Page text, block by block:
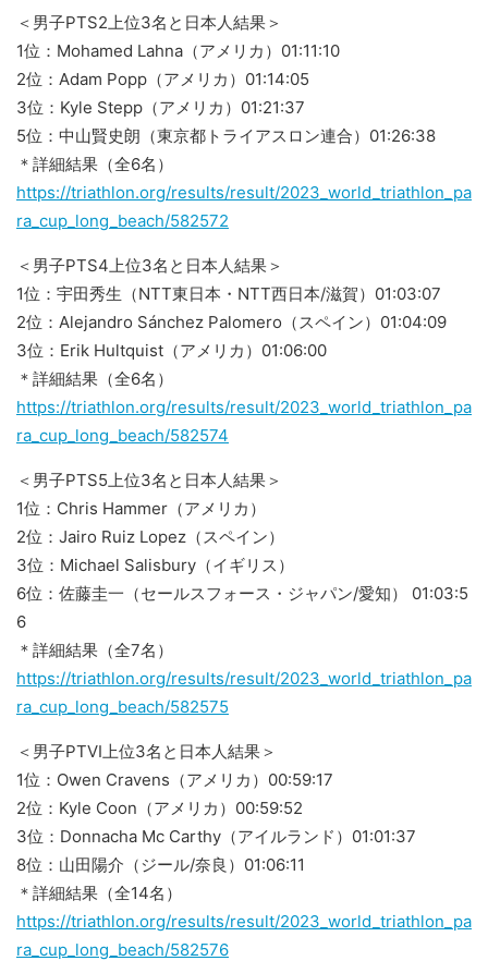
＜男子PTS2上位3名と日本人結果＞
1位：Mohamed Lahna（アメリカ）01:11:10
2位：Adam Popp（アメリカ）01:14:05
3位：Kyle Stepp（アメリカ）01:21:37
5位：中山賢史朗（東京都トライアスロン連合）01:26:38
＊詳細結果（全6名）
https://triathlon.org/results/result/2023_world_triathlon_pa
ra_cup_long_beach/582572
＜男子PTS4上位3名と日本人結果＞
1位：宇田秀生（NTT東日本・NTT西日本/滋賀）01:03:07
2位：Alejandro Sánchez Palomero（スペイン）01:04:09
3位：Erik Hultquist（アメリカ）01:06:00
＊詳細結果（全6名）
https://triathlon.org/results/result/2023_world_triathlon_pa
ra_cup_long_beach/582574
＜男子PTS5上位3名と日本人結果＞
1位：Chris Hammer（アメリカ）
2位：Jairo Ruiz Lopez（スペイン）
3位：Michael Salisbury（イギリス）
6位：佐藤圭一（セールスフォース・ジャパン/愛知） 01:03:5
6
＊詳細結果（全7名）
https://triathlon.org/results/result/2023_world_triathlon_pa
ra_cup_long_beach/582575
＜男子PTVI上位3名と日本人結果＞
1位：Owen Cravens（アメリカ）00:59:17
2位：Kyle Coon（アメリカ）00:59:52
3位：Donnacha Mc Carthy（アイルランド）01:01:37
8位：山田陽介（ジール/奈良）01:06:11
＊詳細結果（全14名）
https://triathlon.org/results/result/2023_world_triathlon_pa
ra_cup_long_beach/582576